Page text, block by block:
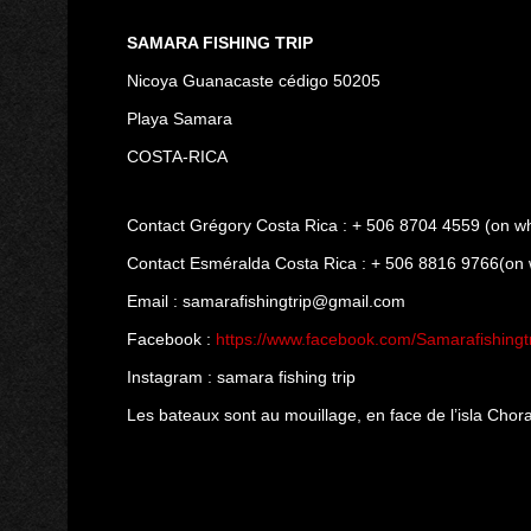
SAMARA FISHING TRIP
Nicoya Guanacaste cédigo 50205
Playa Samara
COSTA-RICA
Contact Grégory Costa Rica : + 506 8704 4559 (on
Contact Esméralda Costa Rica : + 506 8816 9766(on
Email : samarafishingtrip@gmail.com
Facebook : https://www.facebook.com/
Instagram : samara fishing trip
Les bateaux sont au mouillage, en face de l’isla Chora